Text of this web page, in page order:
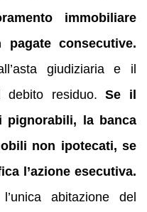
immobiliare
consecutive.
giudiziaria e il
debito residuo.Se il
pignorabili, la banca
non ipotecati, se
l’azione esecutiva.
abitazione del